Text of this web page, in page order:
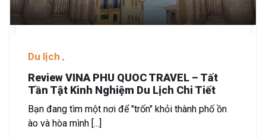
Du lịch
Review VINA PHU QUOC TRAVEL – Tất
Tần Tật Kinh Nghiệm Du Lịch Chi Tiết
Bạn đang tìm một nơi để "trốn" khỏi thành phố ồn
ào và hòa mình [...]